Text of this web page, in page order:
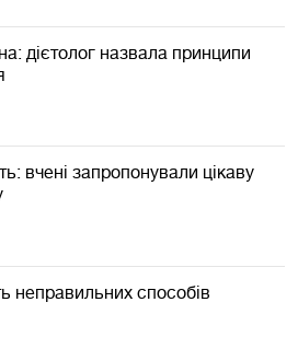
дієтолог назвала принципи
вчені запропонували цікаву
неправильних способів